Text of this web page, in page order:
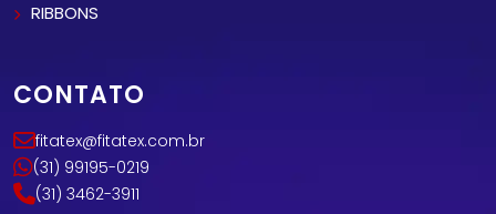
RIBBONS
CONTATO
fitatex@fitatex.com.br
(31) 99195-0219
(31) 3462-3911